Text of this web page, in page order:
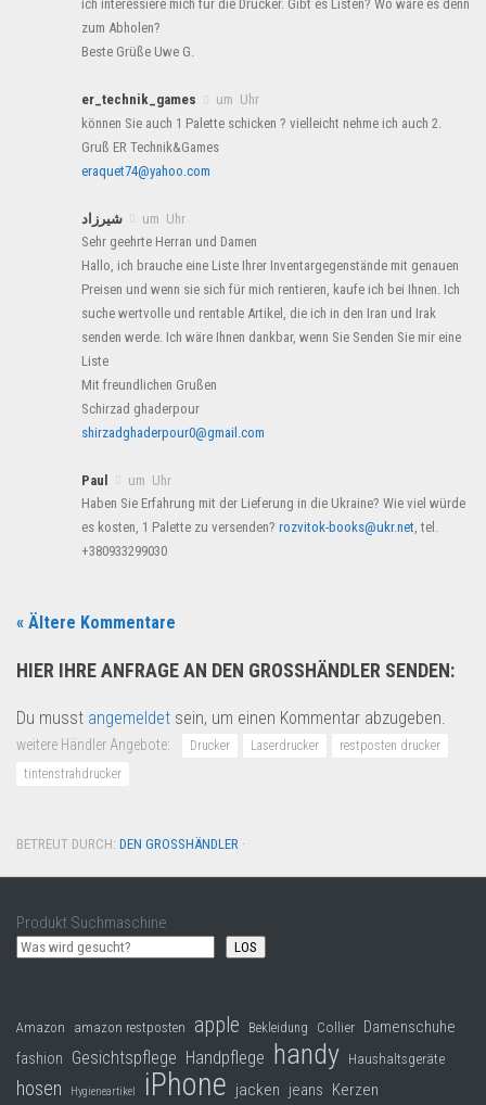
ich interessiere mich für die Drucker. Gibt es Listen? Wo wäre es denn
zum Abholen?
Beste Grüße Uwe G.
er_technik_games
um Uhr
können Sie auch 1 Palette schicken ? vielleicht nehme ich auch 2.
Gruß ER Technik&Games
eraquet74@yahoo.com
شیرزاد
um Uhr
Sehr geehrte Herran und Damen
Hallo, ich brauche eine Liste Ihrer Inventargegenstände mit genauen
Preisen und wenn sie sich für mich rentieren, kaufe ich bei Ihnen. Ich
suche wertvolle und rentable Artikel, die ich in den Iran und Irak
senden werde. Ich wäre Ihnen dankbar, wenn Sie Senden Sie mir eine
Liste
Mit freundlichen Grußen
Schirzad ghaderpour
shirzadghaderpour0@gmail.com
Paul
um Uhr
Haben Sie Erfahrung mit der Lieferung in die Ukraine? Wie viel würde
es kosten, 1 Palette zu versenden? rozvitok-books@ukr.net , tel.
+380933299030
« Ältere Kommentare
HIER IHRE ANFRAGE AN DEN GROSSHÄNDLER SENDEN:
Du musst angemeldet sein, um einen Kommentar abzugeben.
weitere Händler Angebote: Drucker Laserdrucker
restposten drucker
tintenstrahdrucker
BETREUT DURCH: DEN GROSSHÄNDLER ·
Produkt Suchmaschine
LOS
Amazon amazon restposten apple Bekleidung Collier Damenschuhe
fashion Gesichtspflege Handpflege handy Haushaltsgeräte
hosen Hygieneartikel iPhone jacken jeans Kerzen